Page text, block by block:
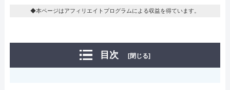
◆本ページはアフィリエイトプログラムによる収益を得ています。
目次 [閉じる]